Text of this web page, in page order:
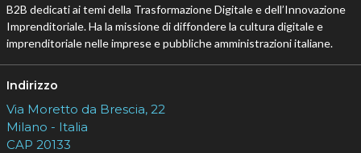
B2B dedicati ai temi della Trasformazione Digitale e dell’Innovazione
Imprenditoriale. Ha la missione di diffondere la cultura digitale e
imprenditoriale nelle imprese e pubbliche amministrazioni italiane.
Indirizzo
Via Moretto da Brescia, 22
Milano - Italia
CAP 20133